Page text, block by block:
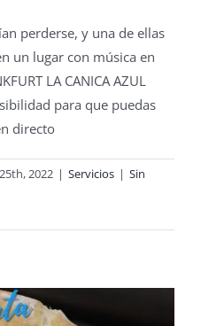
perderse, y una de ellas
un lugar con música en
LA CANICA AZUL
para que puedas
directo
2022 | Servicios | Sin